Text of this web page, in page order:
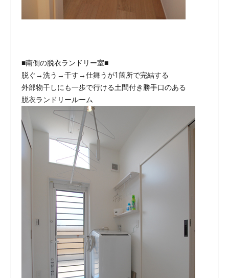
■南側の脱衣ランドリー室■
脱ぐ→洗う→干す→仕舞うが1箇所で完結する
外部物干しにも一歩で行ける土間付き勝手口のある
脱衣ランドリールーム